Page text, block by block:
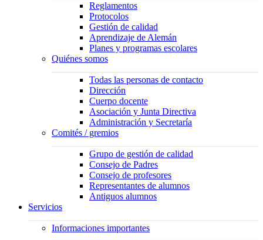
Reglamentos
Protocolos
Gestión de calidad
Aprendizaje de Alemán
Planes y programas escolares
Quiénes somos
Todas las personas de contacto
Dirección
Cuerpo docente
Asociación y Junta Directiva
Administración y Secretaría
Comités / gremios
Grupo de gestión de calidad
Consejo de Padres
Consejo de profesores
Representantes de alumnos
Antiguos alumnos
Servicios
Informaciones importantes